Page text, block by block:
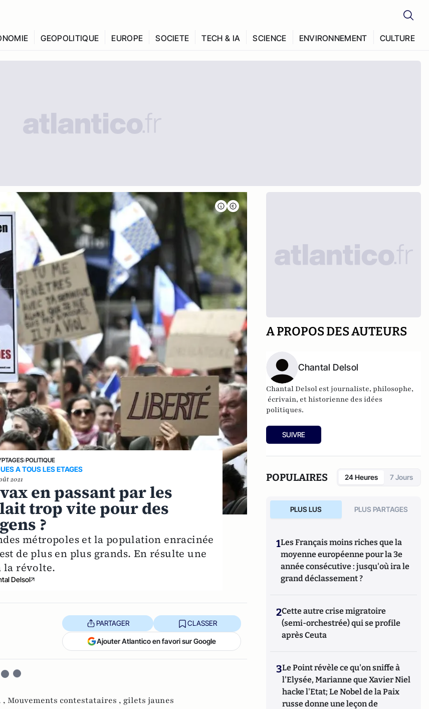
GEOPOLITIQUE EUROPE SOCIETE TECH & IA SCIENCE ENVIRONNEMENT CULTURE
›POLITIQUE
A TOUS LES ETAGES
2021
en passant par les
trop vite pour des
?
métropoles et la population enracinée
de plus en plus grands. En résulte une
la révolte.
Delsol
PARTAGER CLASSER
Ajouter Atlantico en favori sur Google
, Mouvements contestataires , gilets jaunes
A PROPOS DES AUTEURS
Chantal Delsol
Chantal Delsol est journaliste, philosophe,
écrivain, et historienne des idées
politiques.
SUIVRE
POPULAIRES 24 Heures 7 Jours
PLUS LUS PLUS PARTAGES
1Les Français moins riches que la
moyenne européenne pour la 3e
année consécutive : jusqu'où ira le
grand déclassement ?
2Cette autre crise migratoire
(semi-orchestrée) qui se profile
après Ceuta
3Le Point révèle ce qu'on sniffe à
l'Elysée, Marianne que Xavier Niel
hacke l'Etat; Le Nobel de la Paix
russe donne une leçon de